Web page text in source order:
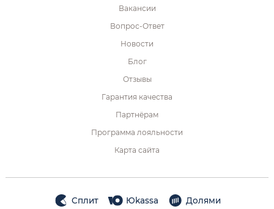
Вакансии
Вопрос-Ответ
Новости
Блог
Отзывы
Гарантия качества
Партнёрам
Программа лояльности
Карта сайта
Сплит Юkassa Долями